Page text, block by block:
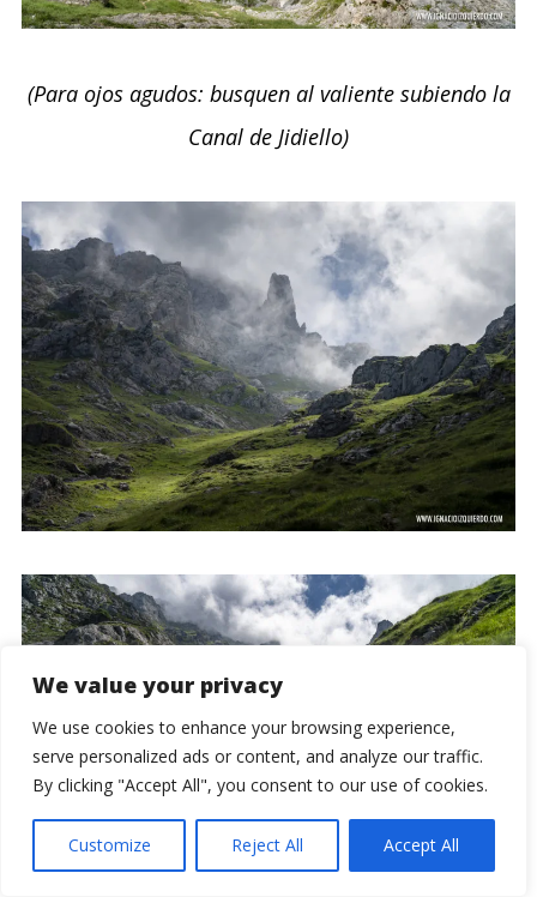
We value your privacy
We use cookies to enhance your browsing experience,
serve personalized ads or content, and analyze our traffic.
By clicking "Accept All", you consent to our use of cookies.
Customize Reject All Accept All
(Para ojos agudos: busquen al valiente subiendo la
Canal de Jidiello)